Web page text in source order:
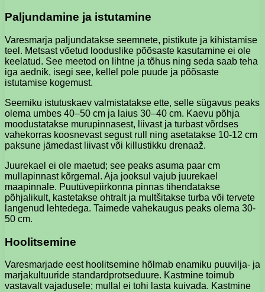
Paljundamine ja istutamine
Varesmarja paljundatakse seemnete, pistikute ja kihistamise
teel. Metsast võetud looduslike põõsaste kasutamine ei ole
keelatud. See meetod on lihtne ja tõhus ning seda saab teha
iga aednik, isegi see, kellel pole puude ja põõsaste
istutamise kogemust.
Seemiku istutuskaev valmistatakse ette, selle sügavus peaks
olema umbes 40–50 cm ja laius 30–40 cm. Kaevu põhja
moodustatakse murupinnasest, liivast ja turbast võrdses
vahekorras koosnevast segust rull ning asetatakse 10-12 cm
paksune jämedast liivast või killustikku drenaaž.
Juurekael ei ole maetud; see peaks asuma paar cm
mullapinnast kõrgemal. Aja jooksul vajub juurekael
maapinnale. Puutüvepiirkonna pinnas tihendatakse
põhjalikult, kastetakse ohtralt ja multšitakse turba või tervete
langenud lehtedega. Taimede vahekaugus peaks olema 30-
50 cm.
Hoolitsemine
Varesmarjade eest hoolitsemine hõlmab enamiku puuvilja- ja
marjakultuuride standardprotseduure. Kastmine toimub
vastavalt vajadusele; mullal ei tohi lasta kuivada. Kastmine